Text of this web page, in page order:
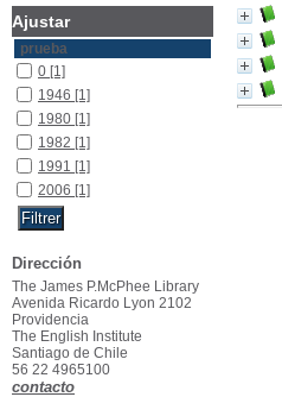
Ajustar
prueba
0 [1]
1946 [1]
1980 [1]
1982 [1]
1991 [1]
2006 [1]
Dirección
The James P.McPhee Library
Avenida Ricardo Lyon 2102
Providencia
The English Institute
Santiago de Chile
56 22 4965100
contacto